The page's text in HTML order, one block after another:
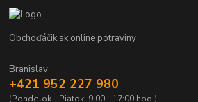
Obchoďáčik.sk online potraviny
Branislav
+421 952 227 980
(Pondelok - Piatok, 9:00 - 17:00 hod.)